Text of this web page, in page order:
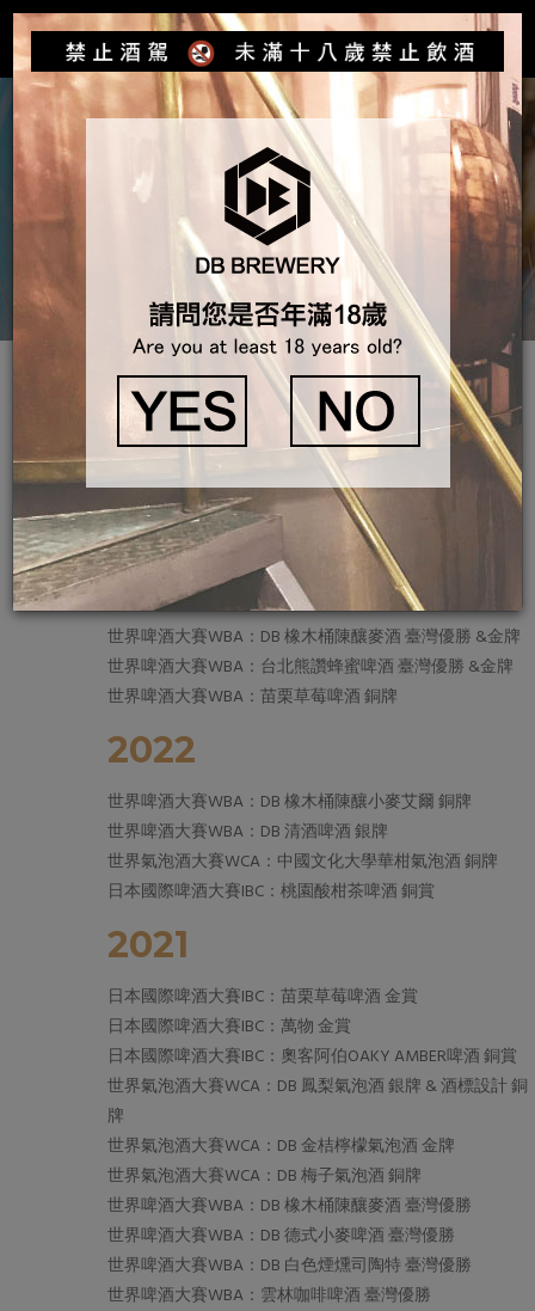
Toggle
產品介紹 獲獎紀錄
2025
世界啤酒大賽WBA ：雲林咖啡啤酒 世界冠軍
世界啤酒大賽WBA ：雲林咖啡啤酒 臺灣優勝 & 金牌
世界啤酒大賽WBA ：臺北蜂蜜啤酒 銀牌
世界啤酒大賽WBA ：清酒啤酒 銅牌
世界啤酒大賽WBA ：愛啤兒無酒精飲 銅牌
2023
世界啤酒大賽WBA：DB 橡木桶陳釀麥酒 臺灣優勝 &金牌
世界啤酒大賽WBA：台北熊讚蜂蜜啤酒 臺灣優勝 &金牌
世界啤酒大賽WBA：苗栗草莓啤酒 銅牌
2022
世界啤酒大賽WBA：DB 橡木桶陳釀小麥艾爾 銅牌
世界啤酒大賽WBA：DB 清酒啤酒 銀牌
世界氣泡酒大賽WCA：中國文化大學華柑氣泡酒 銅牌
日本國際啤酒大賽IBC：桃園酸柑茶啤酒 銅賞
2021
日本國際啤酒大賽IBC：苗栗草莓啤酒 金賞
日本國際啤酒大賽IBC：萬物 金賞
日本國際啤酒大賽IBC：奧客阿伯OAKY AMBER啤酒 銅賞
世界氣泡酒大賽WCA：DB 鳳梨氣泡酒 銀牌 & 酒標設計 銅
牌
世界氣泡酒大賽WCA：DB 金桔檸檬氣泡酒 金牌
世界氣泡酒大賽WCA：DB 梅子氣泡酒 銅牌
世界啤酒大賽WBA：DB 橡木桶陳釀麥酒 臺灣優勝
世界啤酒大賽WBA：DB 德式小麥啤酒 臺灣優勝
世界啤酒大賽WBA：DB 白色煙燻司陶特 臺灣優勝
世界啤酒大賽WBA：雲林咖啡啤酒 臺灣優勝